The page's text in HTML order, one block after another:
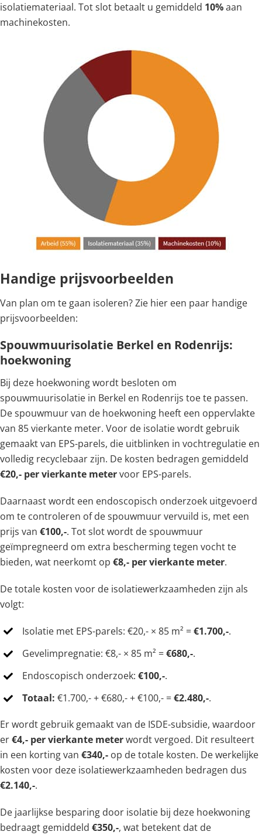
isolatiemateriaal. Tot slot betaalt u gemiddeld 10%aan
machinekosten.
Handige prijsvoorbeelden
Van plan om te gaan isoleren? Zie hier een paar handige
prijsvoorbeelden:
Spouwmuurisolatie Berkel en Rodenrijs:
hoekwoning
Bij deze hoekwoning wordt besloten om
spouwmuurisolatie in Berkel en Rodenrijs toe te passen.
De spouwmuur van de hoekwoning heeft een oppervlakte
van 85 vierkante meter. Voor de isolatie wordt gebruik
gemaakt van EPS-parels, die uitblinken in vochtregulatie en
volledig recyclebaar zijn. De kosten bedragen gemiddeld
€20,- per vierkante metervoor EPS-parels.
Daarnaast wordt een endoscopisch onderzoek uitgevoerd
om te controleren of de spouwmuur vervuild is, met een
prijs van €100,-. Tot slot wordt de spouwmuur
geïmpregneerd om extra bescherming tegen vocht te
bieden, wat neerkomt op €8,- per vierkante meter.
De totale kosten voor de isolatiewerkzaamheden zijn als
volgt:
Isolatie met EPS-parels: €20,- × 85 m² =€1.700,-.
Gevelimpregnatie: €8,- × 85 m² =€680,-.
Endoscopisch onderzoek:€100,-.
Totaal: €1.700,- + €680,- + €100,- =€2.480,-.
Er wordt gebruik gemaakt van de ISDE-subsidie, waardoor
er€4,- per vierkante meterwordt vergoed. Dit resulteert
in een korting van €340,- op de totale kosten. De werkelijke
kosten voor deze isolatiewerkzaamheden bedragen dus
€2.140,-.
De jaarlijkse besparing door isolatie bij deze hoekwoning
bedraagt gemiddeld €350,-, wat betekent dat de